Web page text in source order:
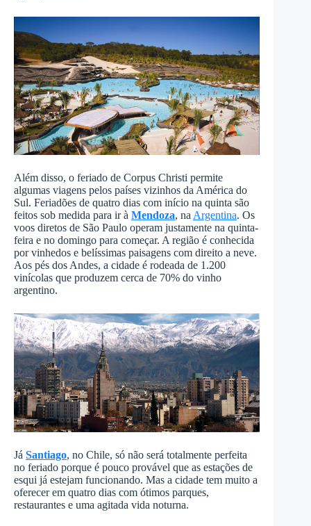
Além disso, o feriado de Corpus Christi permite
algumas viagens pelos países vizinhos da América do
Sul. Feriadões de quatro dias com início na quinta são
feitos sob medida para ir à Mendoza, na Argentina. Os
voos diretos de São Paulo operam justamente na quinta-
feira e no domingo para começar. A região é conhecida
por vinhedos e belíssimas paisagens com direito a neve.
Aos pés dos Andes, a cidade é rodeada de 1.200
vinícolas que produzem cerca de 70% do vinho
argentino.
Já Santiago, no Chile, só não será totalmente perfeita
no feriado porque é pouco provável que as estações de
esqui já estejam funcionando. Mas a cidade tem muito a
oferecer em quatro dias com ótimos parques,
restaurantes e uma agitada vida noturna.